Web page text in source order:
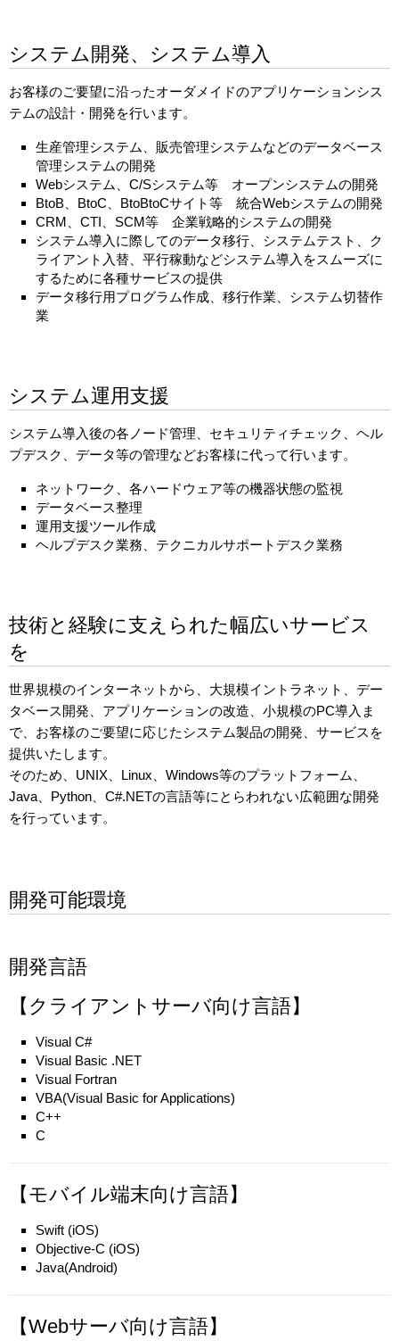
システム開発、システム導入
お客様のご要望に沿ったオーダメイドのアプリケーションシス
テムの設計・開発を行います。
生産管理システム、販売管理システムなどのデータベース
管理システムの開発
Webシステム、C/Sシステム等 オープンシステムの開発
BtoB、BtoC、BtoBtoCサイト等 統合Webシステムの開発
CRM、CTI、SCM等 企業戦略的システムの開発
システム導入に際してのデータ移行、システムテスト、ク
ライアント入替、平行稼動などシステム導入をスムーズに
するために各種サービスの提供
データ移行用プログラム作成、移行作業、システム切替作
業
システム運用支援
システム導入後の各ノード管理、セキュリティチェック、ヘル
プデスク、データ等の管理などお客様に代って行います。
ネットワーク、各ハードウェア等の機器状態の監視
データベース整理
運用支援ツール作成
ヘルプデスク業務、テクニカルサポートデスク業務
技術と経験に支えられた幅広いサービス
を
世界規模のインターネットから、大規模イントラネット、デー
タベース開発、アプリケーションの改造、小規模のPC導入ま
で、お客様のご要望に応じたシステム製品の開発、サービスを
提供いたします。
そのため、UNIX、Linux、Windows等のプラットフォーム、
Java、Python、C#.NETの言語等にとらわれない広範囲な開発
を行っています。
開発可能環境
開発言語
【クライアントサーバ向け言語】
Visual C#
Visual Basic .NET
Visual Fortran
VBA(Visual Basic for Applications)
C++
C
【モバイル端末向け言語】
Swift (iOS)
Objective-C (iOS)
Java(Android)
【Webサーバ向け言語】